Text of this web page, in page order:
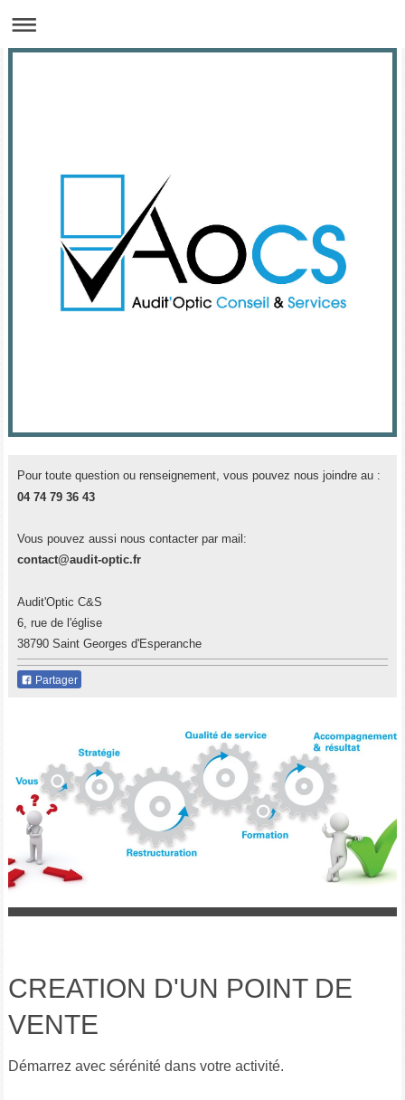
Pour toute question ou renseignement, vous pouvez nous joindre au :
04 74 79 36 43
Vous pouvez aussi nous contacter par mail:
contact@audit-optic.fr
Audit'Optic C&S
6, rue de l'église
38790 Saint Georges d'Esperanche
Partager
CREATION D'UN POINT DE
VENTE
Démarrez avec sérénité dans votre activité.